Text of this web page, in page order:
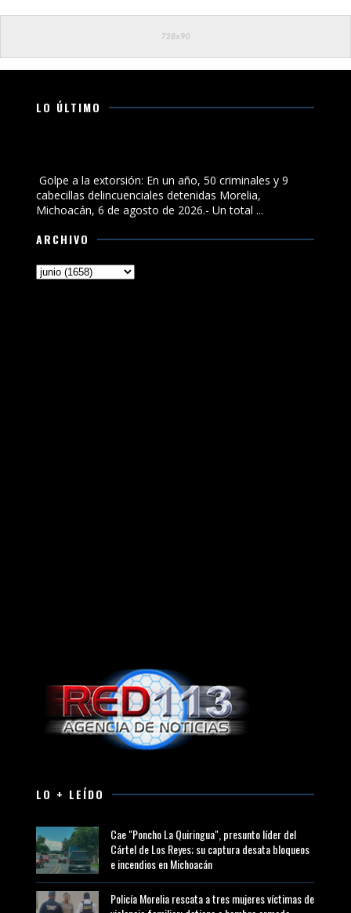
LO ÚLTIMO
Golpe a la extorsión: En un año, 50 criminales y 9
cabecillas delincuenciales detenidas Morelia,
Michoacán, 6 de agosto de 2026.- Un total ...
ARCHIVO
LO + LEÍDO
Cae "Poncho La Quiringua", presunto líder del
Cártel de Los Reyes; su captura desata bloqueos
e incendios en Michoacán
Policía Morelia rescata a tres mujeres víctimas de